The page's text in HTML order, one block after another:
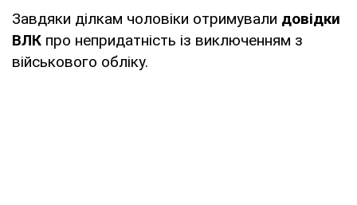
Завдяки ділкам чоловіки отримували довідки
ВЛК про непридатність із виключенням з
військового обліку.